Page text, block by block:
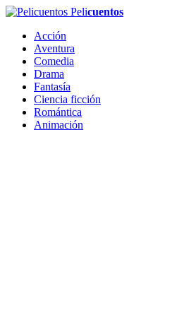
Pelicuentos
Acción
Aventura
Comedia
Drama
Fantasía
Ciencia ficción
Romántica
Animación